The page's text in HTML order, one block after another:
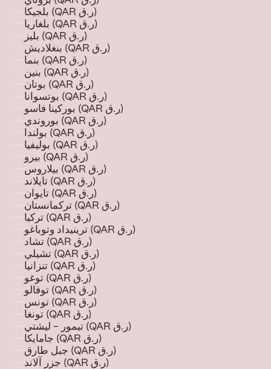
بلجيكا (QAR ر.ق)
بلغاريا (QAR ر.ق)
بليز (QAR ر.ق)
بنغلاديش (QAR ر.ق)
بنما (QAR ر.ق)
بنين (QAR ر.ق)
بوتان (QAR ر.ق)
بوتسوانا (QAR ر.ق)
بوركينا فاسو (QAR ر.ق)
بوروندي (QAR ر.ق)
بولندا (QAR ر.ق)
بوليفيا (QAR ر.ق)
بيرو (QAR ر.ق)
بيلاروس (QAR ر.ق)
تايلاند (QAR ر.ق)
تايوان (QAR ر.ق)
تركمانستان (QAR ر.ق)
تركيا (QAR ر.ق)
ترينيداد وتوباغو (QAR ر.ق)
تشاد (QAR ر.ق)
تشيلي (QAR ر.ق)
تنزانيا (QAR ر.ق)
توغو (QAR ر.ق)
توفالو (QAR ر.ق)
تونس (QAR ر.ق)
تونغا (QAR ر.ق)
تيمور - ليشتي (QAR ر.ق)
جامايكا (QAR ر.ق)
جبل طارق (QAR ر.ق)
جزر آلاند (QAR ر.ق)